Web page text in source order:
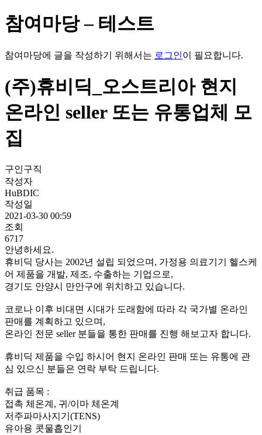
참여마당 – 테스트
참여마당에 글을 작성하기 위해서는 로그인이 필요합니다.
(주)휴비딕_오스트리아 현지
온라인 seller 또는 유통업체 모
집
구인구직
작성자
HuBDIC
작성일
2021-03-30 00:59
조회
6717
안녕하세요.
휴비딕 당사는 2002년 설립 되었으며, 가정용 의료기기 헬스케
어 제품을 개발, 제조, 수출하는 기업으로,
경기도 안양시 만안구에 위치하고 있습니다.
코로나 이후 비대면 시대가 도래함에 따라 각 국가별 온라인
판매를 계획하고 있으며,
온라인 전문 seller 분들을 통한 판매를 진행 해보고자 합니다.
휴비딕 제품을 수입 하시어 현지 온라인 판매 또는 유통에 관
심 있으신 분들은 연락 부탁 드립니다.
취급 품목 :
접촉 체온계, 귀/이마 체온계
저주파마사지기(TENS)
유아용 콧물흡인기